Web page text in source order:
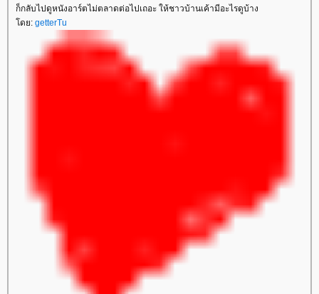
ก็กลับไปดูหนังอาร์ตไม่ตลาดต่อไปเถอะ ให้ชาวบ้านเค้ามีอะไรดูบ้าง
ดย: getterTu